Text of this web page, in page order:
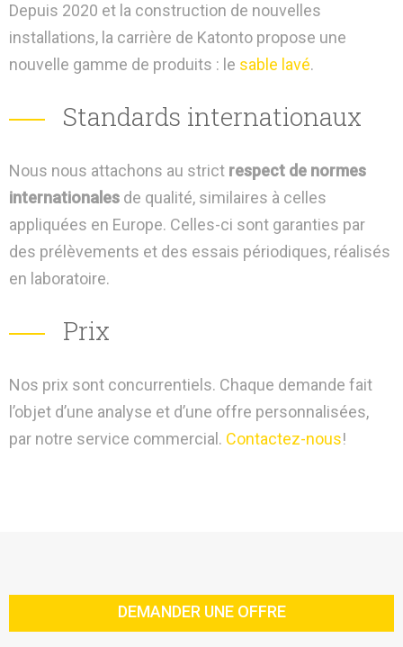
Depuis 2020 et la construction de nouvelles
installations, la carrière de Katonto propose une
nouvelle gamme de produits : le sable lavé.
Standards internationaux
Nous nous attachons au strict respect de normes
internationales de qualité, similaires à celles
appliquées en Europe. Celles-ci sont garanties par
des prélèvements et des essais périodiques, réalisés
en laboratoire.
Prix
Nos prix sont concurrentiels. Chaque demande fait
l’objet d’une analyse et d’une offre personnalisées,
par notre service commercial. Contactez-nous!
DEMANDER UNE OFFRE